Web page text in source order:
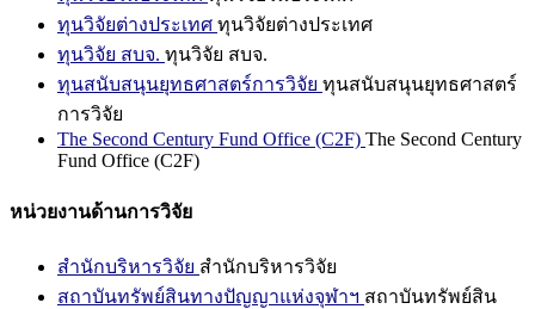
ทุนวิจัยต่างประเทศ ทุนวิจัยต่างประเทศ
ทุนวิจัย สบจ. ทุนวิจัย สบจ.
ทุนสนับสนุนยุทธศาสตร์การวิจัย ทุนสนับสนุนยุทธศาสตร์
การวิจัย
The Second Century Fund Office (C2F) The Second Century
Fund Office (C2F)
หน่วยงานด้านการวิจัย
สำนักบริหารวิจัย สำนักบริหารวิจัย
สถาบันทรัพย์สินทางปัญญาแห่งจุฬาฯ สถาบันทรัพย์สิน